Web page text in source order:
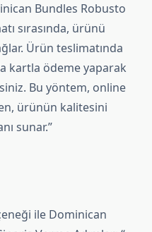
Bundles Robusto
sırasında, ürünü
Ürün teslimatında
kartla ödeme yaparak
Bu yöntem, online
ürünün kalitesini
sunar.”
ile Dominican